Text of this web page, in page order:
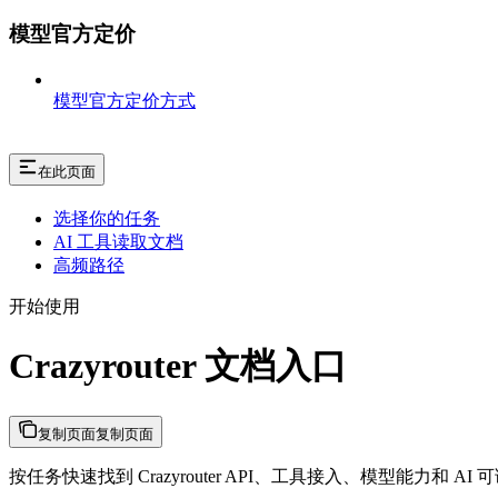
模型官方定价
模型官方定价方式
在此页面
选择你的任务
AI 工具读取文档
高频路径
开始使用
Crazyrouter 文档入口
复制页面复制页面
按任务快速找到 Crazyrouter API、工具接入、模型能力和 AI